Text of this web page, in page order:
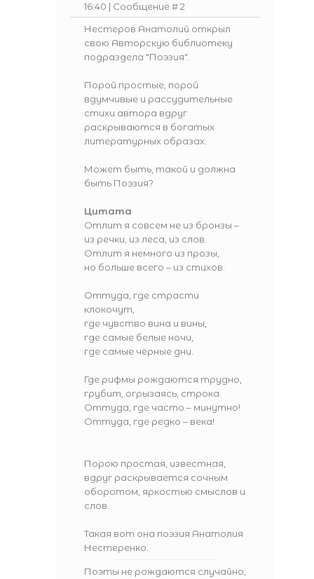
16:40 | Сообщение #2
Нестеров Анатолий открыл
свою Авторскую библиотеку
подраздела "Поэзия".
Порой простые, порой
вдумчивые и рассудительные
стихи автора вдруг
раскрываются в богатых
литературных образах.
Может быть, такой и должна
быть Поэзия?
Цитата
Отлит я совсем не из бронзы –
из речки, из леса, из слов.
Отлит я немного из прозы,
но больше всего – из стихов.
Оттуда, где страсти
клокочут,
где чувство вина и вины,
где самые белые ночи,
где самые чёрные дни.
Где рифмы рождаются трудно,
грубит, огрызаясь, строка.
Оттуда, где часто – минутно!
Оттуда, где редко – века!
Порою простая, известная,
вдруг раскрывается сочным
оборотом, яркостью смыслов и
слов.
Такая вот она поэзия Анатолия
Нестеренко.
Поэты не рождаются случайно,